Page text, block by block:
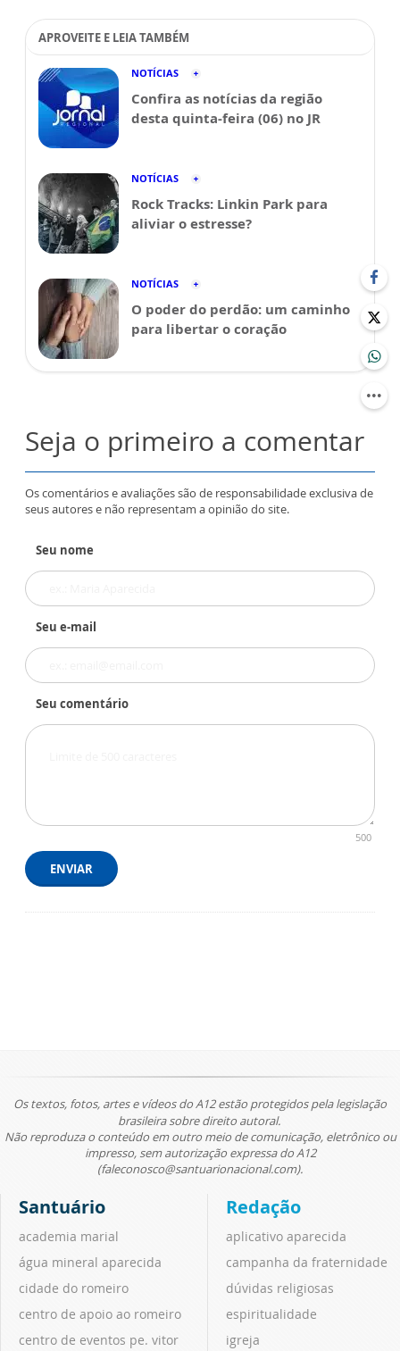
APROVEITE E LEIA TAMBÉM
NOTÍCIAS
Confira as notícias da região
desta quinta-feira (06) no JR
NOTÍCIAS
Rock Tracks: Linkin Park para
aliviar o estresse?
NOTÍCIAS
O poder do perdão: um caminho
para libertar o coração
Seja o primeiro a comentar
Os comentários e avaliações são de responsabilidade exclusiva de
seus autores e não representam a opinião do site.
Seu nome
Seu e-mail
Seu comentário
500
ENVIAR
Os textos, fotos, artes e vídeos do A12 estão protegidos pela legislação
brasileira sobre direito autoral.
Não reproduza o conteúdo em outro meio de comunicação, eletrônico ou
impresso, sem autorização expressa do A12
(faleconosco@santuarionacional.com).
Santuário
academia marial
água mineral aparecida
cidade do romeiro
centro de apoio ao romeiro
centro de eventos pe. vitor
Redação
aplicativo aparecida
campanha da fraternidade
dúvidas religiosas
espiritualidade
igreja